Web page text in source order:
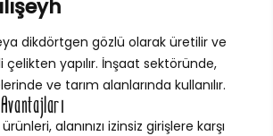
dikdörtgen gözlü olarak üretilir ve
yapılır. İnşaat sektöründe,
ve tarım alanlarında kullanılır.
alanınızı izinsiz girişlere karşı